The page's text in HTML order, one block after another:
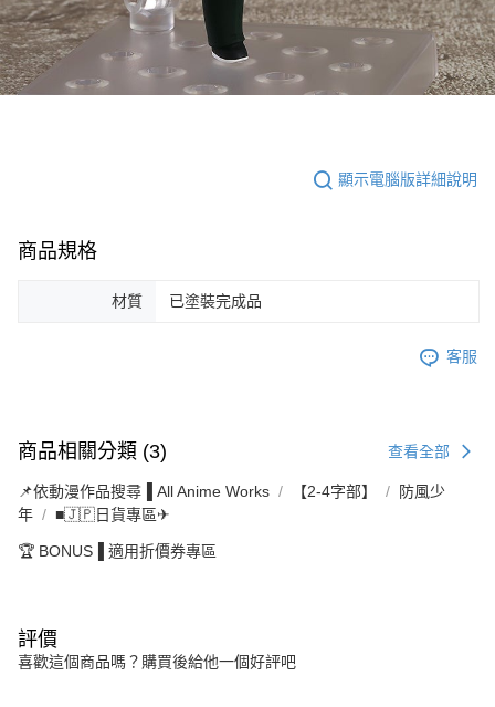
顯示電腦版詳細說明
商品規格
材質 已塗裝完成品
客服
商品相關分類 (3) 查看全部
📌依動漫作品搜尋▐ All Anime Works 【2-4字部】
防風少
年
■🇯🇵日貨專區✈
🏆 BONUS▐ 適用折價券專區
評價
喜歡這個商品嗎？購買後給他一個好評吧